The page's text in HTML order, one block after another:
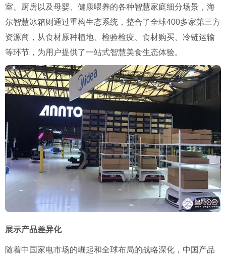
室、厨房以及母婴、健康喂养的各种智慧家庭细分场景，海
尔智慧冰箱则通过重构生态系统，整合了全球400多家第三方
资源商，从食材原种植地、检验检疫、食材购买、冷链运输
等环节，为用户提供了一站式智慧美食生态体验。
展示产品差异化
随着中国家电市场的崛起和全球布局的战略深化，中国产品